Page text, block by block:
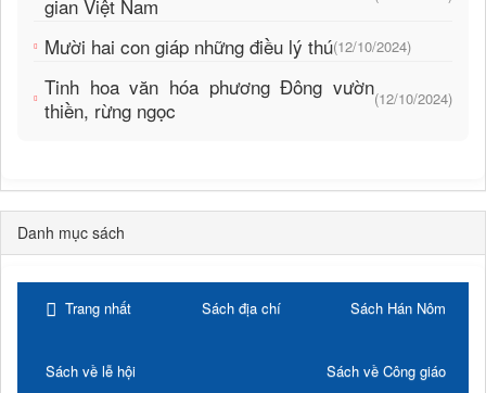
gian Việt Nam
Mười hai con giáp những điều lý thú(12/10/2024)
Tinh hoa văn hóa phương Đông vườn
thiền, rừng ngọc
(12/10/2024)
Danh mục sách
Trang nhất Sách địa chí Sách Hán Nôm
Sách về lễ hội Sách về Công giáo